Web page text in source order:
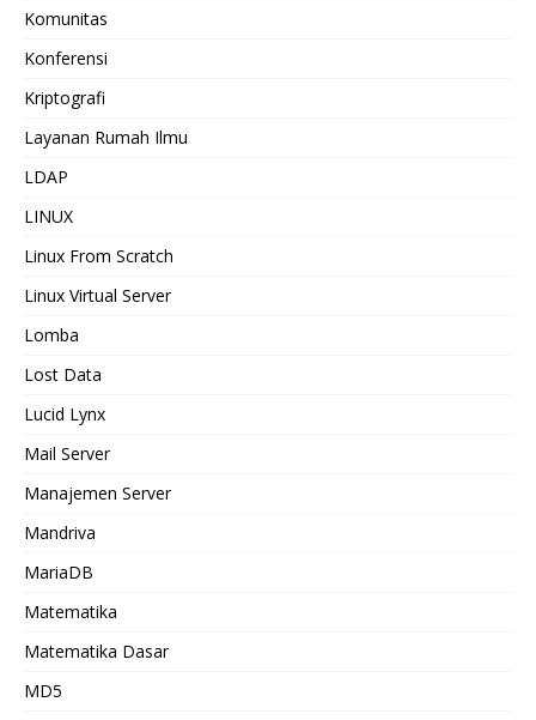
Komunitas
Konferensi
Kriptografi
Layanan Rumah Ilmu
LDAP
LINUX
Linux From Scratch
Linux Virtual Server
Lomba
Lost Data
Lucid Lynx
Mail Server
Manajemen Server
Mandriva
MariaDB
Matematika
Matematika Dasar
MD5